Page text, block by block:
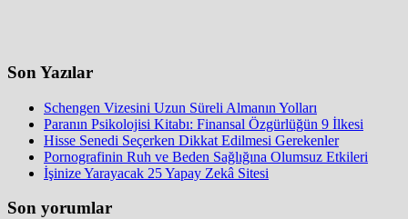
Son Yazılar
Schengen Vizesini Uzun Süreli Almanın Yolları
Paranın Psikolojisi Kitabı: Finansal Özgürlüğün 9 İlkesi
Hisse Senedi Seçerken Dikkat Edilmesi Gerekenler
Pornografinin Ruh ve Beden Sağlığına Olumsuz Etkileri
İşinize Yarayacak 25 Yapay Zekâ Sitesi
Son yorumlar